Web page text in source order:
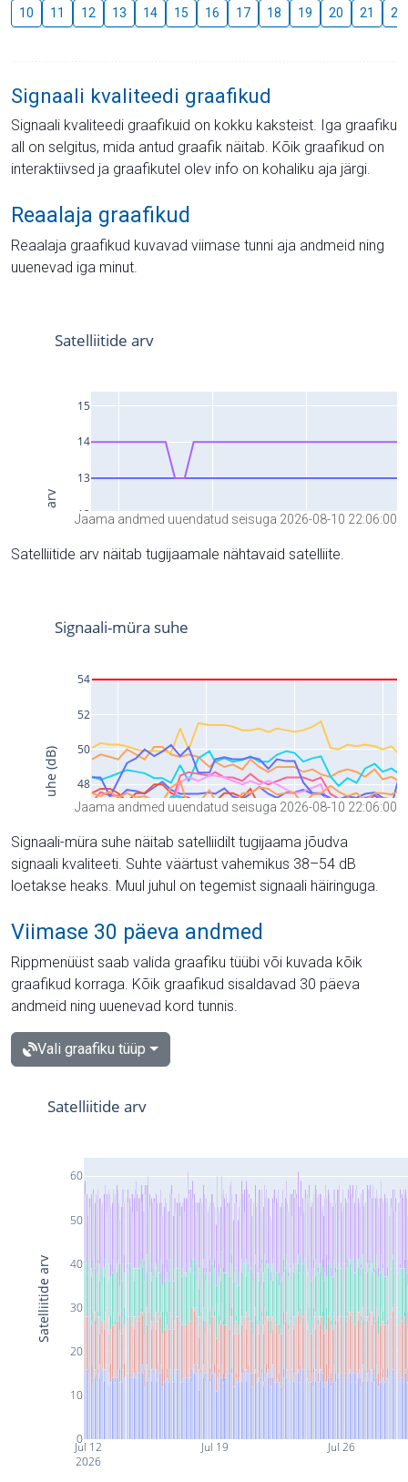
10 11 12 13 14 15 16 17 18 19 20 21 22
Signaali kvaliteedi graafikud
Signaali kvaliteedi graafikuid on kokku kaksteist. Iga graafiku
all on selgitus, mida antud graafik näitab. Kõik graafikud on
interaktiivsed ja graafikutel olev info on kohaliku aja järgi.
Reaalaja graafikud
Reaalaja graafikud kuvavad viimase tunni aja andmeid ning
uuenevad iga minut.
Jaama andmed uuendatud seisuga 2026-08-10 22:06:00
Satelliitide arv näitab tugijaamale nähtavaid satelliite.
Jaama andmed uuendatud seisuga 2026-08-10 22:06:00
Signaali-müra suhe näitab satelliidilt tugijaama jõudva
signaali kvaliteeti. Suhte väärtust vahemikus 38–54 dB
loetakse heaks. Muul juhul on tegemist signaali häiringuga.
Viimase 30 päeva andmed
Rippmenüüst saab valida graafiku tüübi või kuvada kõik
graafikud korraga. Kõik graafikud sisaldavad 30 päeva
andmeid ning uuenevad kord tunnis.
Vali graafiku tüüp
Jul 12
2026
Jul 19 Jul 26
0
10
20
30
40
50
60
Satelliitide arv
Satelliitide arv